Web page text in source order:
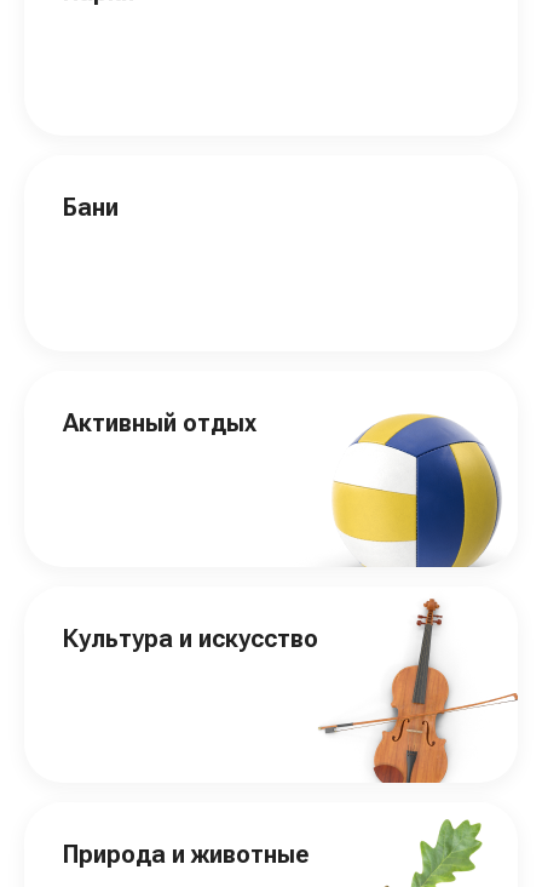
Бани
Активный отдых
Культура и искусство
Природа и животные